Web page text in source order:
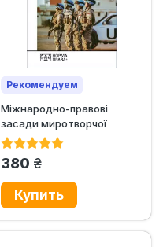
Рекомендуем
Міжнародно-правові
засади миротворчої
діяльності міжнародних...
380 грн.